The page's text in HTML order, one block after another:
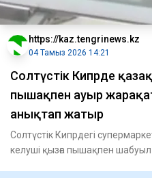
https://kaz.tengrinews.kz
04 Тамыз 2026 14:21
Солтүстік Кипрде
пышақпен ауыр
анықтап жатыр
Солтүстік Кипрдегі
келуші қызға пышақпен